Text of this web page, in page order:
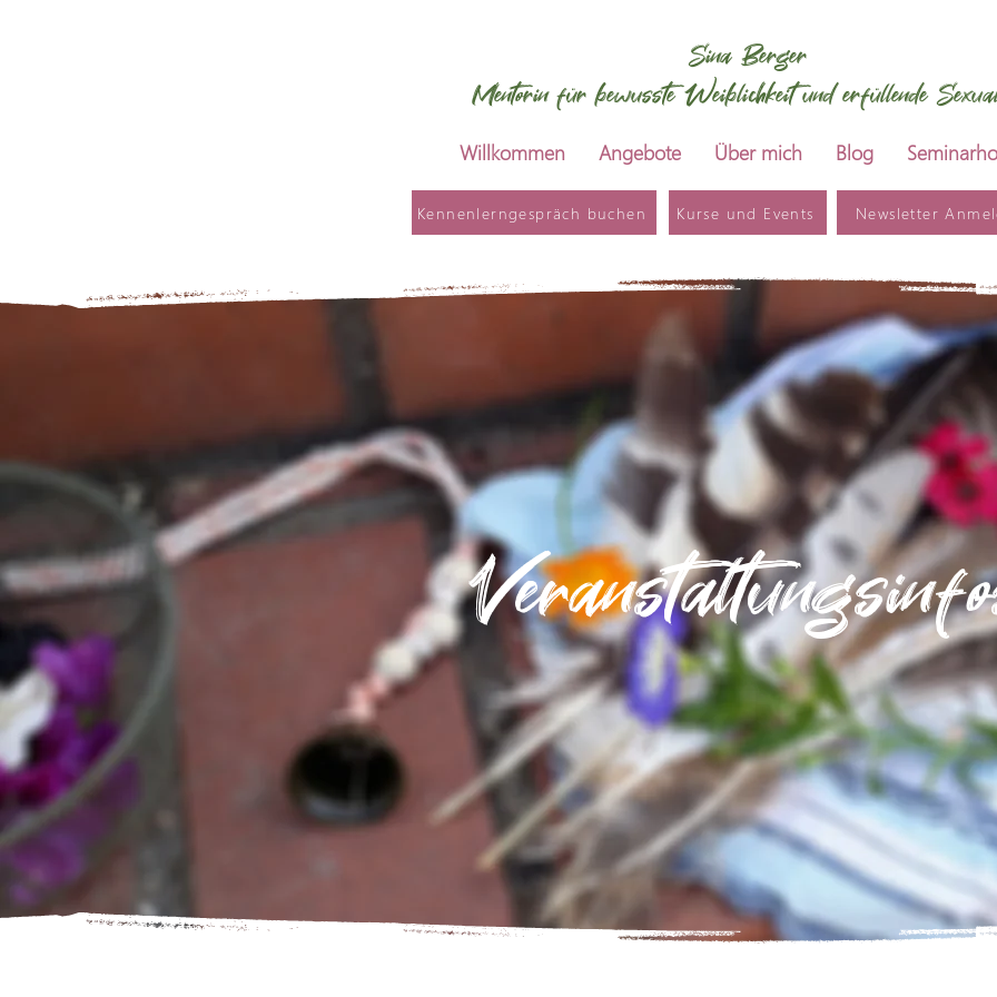
Sina Berger
Mentorin für bewusste Weiblichkeit und erfüllende
Willkommen Angebote Über mich Blog
Kennenlerngespräch buchen Kurse und Events Newsletter